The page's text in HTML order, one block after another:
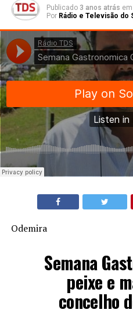
Publicado 3 anos atrás em
Por Rádio e Televisão do
Rádio TDS·Semana
Odemira
Semana
peixe e
concelho